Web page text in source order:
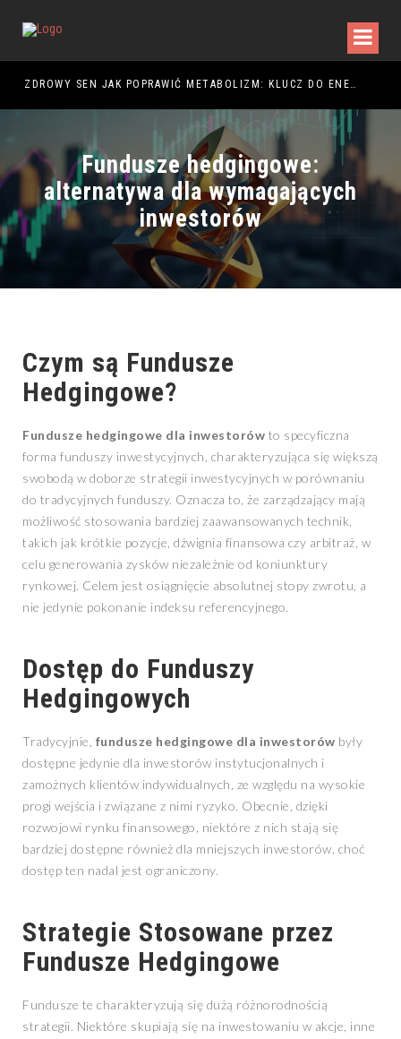
ZDROWY SEN JAK POPRAWIĆ METABOLIZM: KLUCZ DO ENERGII
Fundusze hedgingowe:
alternatywa dla wymagających
inwestorów
Czym są Fundusze
Hedgingowe?
Fundusze hedgingowe dla inwestorów to specyficzna
forma funduszy inwestycyjnych, charakteryzująca się większą
swobodą w doborze strategii inwestycyjnych w porównaniu
do tradycyjnych funduszy. Oznacza to, że zarządzający mają
możliwość stosowania bardziej zaawansowanych technik,
takich jak krótkie pozycje, dźwignia finansowa czy arbitraż, w
celu generowania zysków niezależnie od koniunktury
rynkowej. Celem jest osiągnięcie absolutnej stopy zwrotu, a
nie jedynie pokonanie indeksu referencyjnego.
Dostęp do Funduszy
Hedgingowych
Tradycyjnie, fundusze hedgingowe dla inwestorów były
dostępne jedynie dla inwestorów instytucjonalnych i
zamożnych klientów indywidualnych, ze względu na wysokie
progi wejścia i związane z nimi ryzyko. Obecnie, dzięki
rozwojowi rynku finansowego, niektóre z nich stają się
bardziej dostępne również dla mniejszych inwestorów, choć
dostęp ten nadal jest ograniczony.
Strategie Stosowane przez
Fundusze Hedgingowe
Fundusze te charakteryzują się dużą różnorodnością
strategii. Niektóre skupiają się na inwestowaniu w akcje, inne